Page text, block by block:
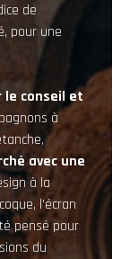
de
pour une
le conseil et
à
avec une
à la
l’écran
pensé pour
du